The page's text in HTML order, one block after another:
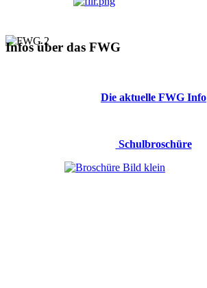
Infos über das FWG
Die aktuelle FWG Info
Schulbroschüre